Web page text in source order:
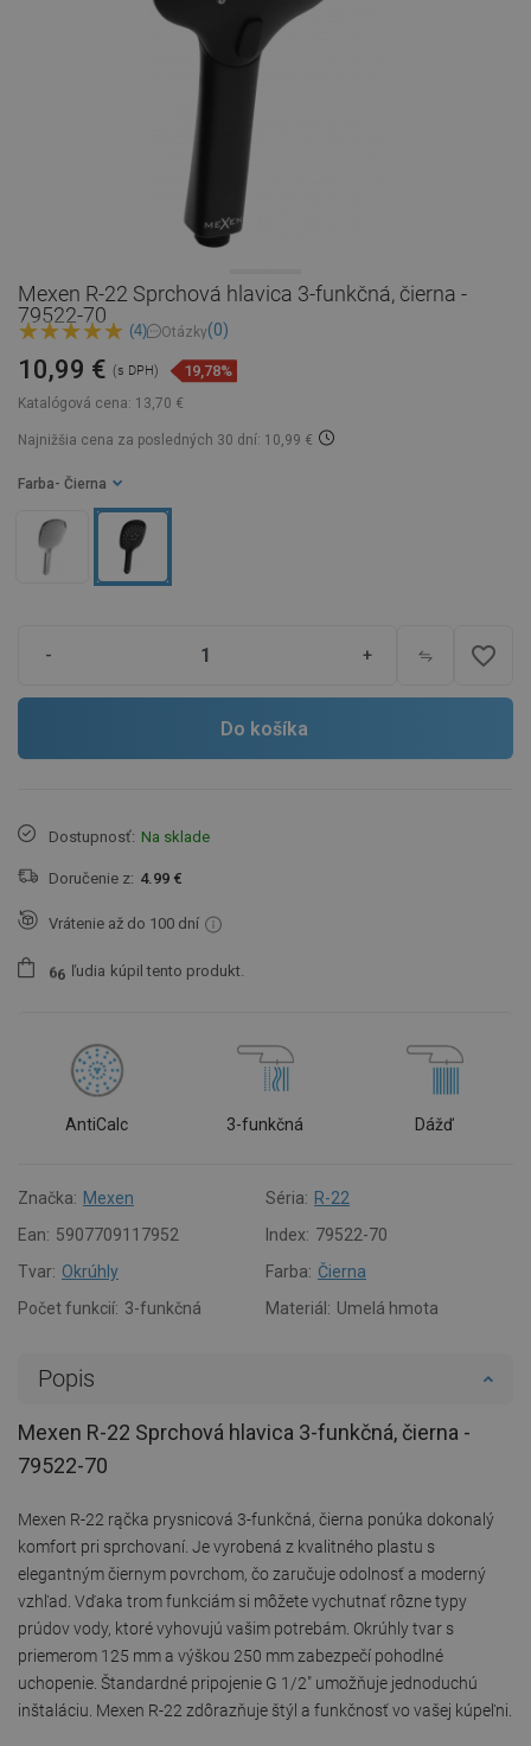
Mexen R-22 Sprchová hlavica 3-funkčná, čierna -
79522-70
(4) Otázky(0)
Katalógová cena: 13,70 €
10,99 € (s DPH) 19,78%
Najnižšia cena za posledných 30 dní: 10,99 €
Farba - Čierna
- + favorite_border
Do košíka
Dostupnosť: Na sklade
Doručenie z: 4.99 €
Vrátenie až do 100 dní
66 ľudia kúpil tento produkt.
AntiCalc 3-funkčná Dážď
Značka: Mexen Séria: R-22
Ean: 5907709117952 Index: 79522-70
Tvar: Okrúhly Farba: Čierna
Počet funkcií: 3-funkčná Materiál: Umelá hmota
Popis
Mexen R-22 Sprchová hlavica 3-funkčná, čierna -
79522-70
Mexen R-22 rąčka prysnicová 3-funkčná, čierna ponúka dokonalý
komfort pri sprchovaní. Je vyrobená z kvalitného plastu s
elegantným čiernym povrchom, čo zaručuje odolnosť a moderný
vzhľad. Vďaka trom funkciám si môžete vychutnať rôzne typy
prúdov vody, ktoré vyhovujú vašim potrebám. Okrúhly tvar s
priemerom 125 mm a výškou 250 mm zabezpečí pohodlné
uchopenie. Štandardné pripojenie G 1/2" umožňuje jednoduchú
inštaláciu. Mexen R-22 zdôrazňuje štýl a funkčnosť vo vašej kúpeľni.